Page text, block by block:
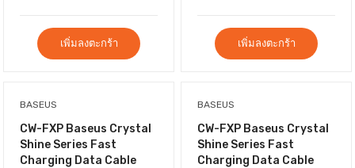
เพิ่มลงตะกร้า เพิ่มลงตะกร้า
BASEUS
CW-FXP Baseus Crystal
Shine Series Fast
Charging Data Cable
BASEUS
CW-FXP Baseus Crystal
Shine Series Fast
Charging Data Cable